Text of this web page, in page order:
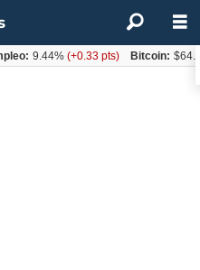
(+0.33 pts) Bitcoin: $64.600,08